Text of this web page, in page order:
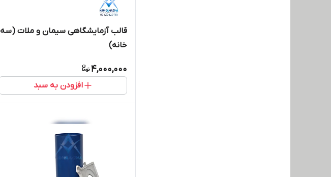
قالب آزمایشگاهی سیمان و ملات (سه
خانه)
4,000,000
افزودن به سبد